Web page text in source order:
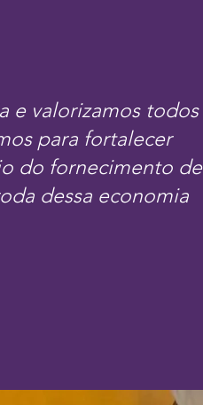
e valorizamos todos
para fortalecer
do fornecimento de
dessa economia